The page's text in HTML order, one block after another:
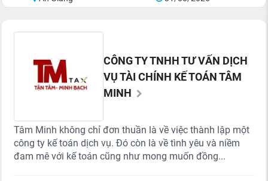
CÔNG TY TNHH TƯ VẤN DỊCH
VỤ TÀI CHÍNH KẾ TOÁN TÂM
MINH
Tâm Minh không chỉ đơn thuần là về việc thành lập một
công ty kế toán dịch vụ. Đó còn là về tình yêu và niềm
đam mê với kế toán cũng như mong muốn đồng...